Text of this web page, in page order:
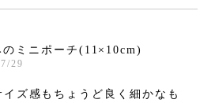
のミニポーチ(11×10cm)
29
ズ感もちょうど良く細かなも